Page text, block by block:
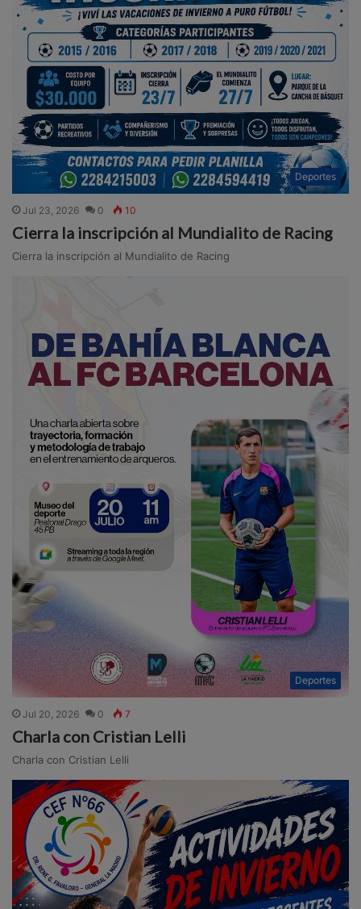
Deportes
Jul 23, 2026 0 10
Cierra la inscripción al Mundialito de Racing
Cierra la inscripción al Mundialito de Racing
Deportes
Jul 20, 2026 0 7
Charla con Cristian Lelli
Charla con Cristian Lelli